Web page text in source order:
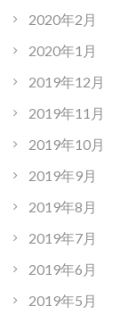
2020年2月
2020年1月
2019年12月
2019年11月
2019年10月
2019年9月
2019年8月
2019年7月
2019年6月
2019年5月